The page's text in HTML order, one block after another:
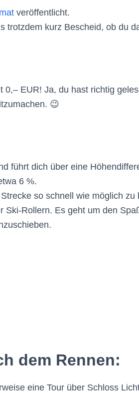
veröffentlicht.
trotzdem kurz Bescheid, ob du
0,– EUR! Ja, du hast richtig
😉
führt dich über eine
6 %.
so schnell wie möglich zu
Ski-Rollern. Es geht um den
dem Rennen:
eine Tour über Schloss